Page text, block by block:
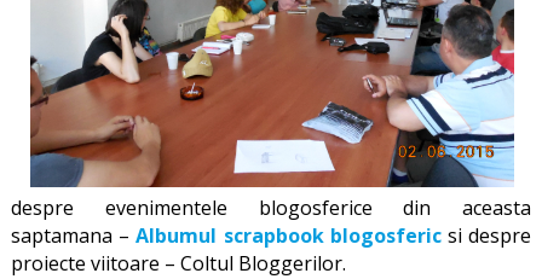
despre evenimentele blogosferice din aceasta
saptamana –Albumul scrapbook blogosfericsi despre
proiecte viitoare – Coltul Bloggerilor.